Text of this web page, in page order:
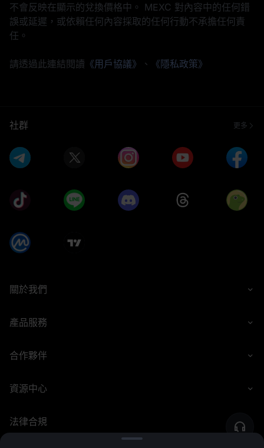
不會反映在顯示的兌換價格中。 MEXC 對內容中的任何錯
誤或延遲，或依賴任何內容採取的任何行動不承擔任何責
任。
請透過此連結閱讀 《用戶協議》 、 《隱私政策》
社群 更多
關於我們
產品服務
合作夥伴
資源中心
法律合規